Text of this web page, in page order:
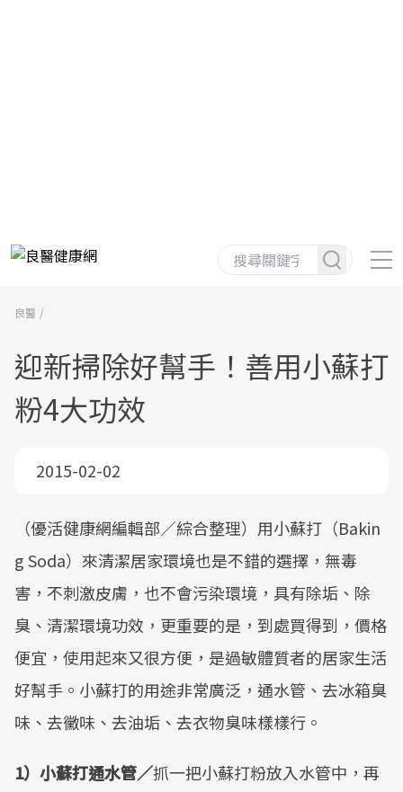
良醫
迎新掃除好幫手！善用小蘇打
粉4大功效
2015-02-02
（優活健康網編輯部／綜合整理）用小蘇打（Bakin
g Soda）來清潔居家環境也是不錯的選擇，無毒
害，不刺激皮膚，也不會污染環境，具有除垢、除
臭、清潔環境功效，更重要的是，到處買得到，價格
便宜，使用起來又很方便，是過敏體質者的居家生活
好幫手。小蘇打的用途非常廣泛，通水管、去冰箱臭
味、去黴味、去油垢、去衣物臭味樣樣行。
1）小蘇打通水管／抓一把小蘇打粉放入水管中，再